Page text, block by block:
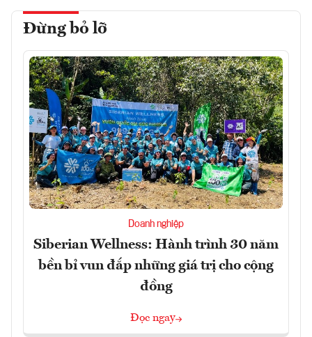
Đừng bỏ lỡ
Doanh nghiệp
Siberian Wellness: Hành trình 30 năm
bền bỉ vun đắp những giá trị cho cộng
đồng
Đọc ngay